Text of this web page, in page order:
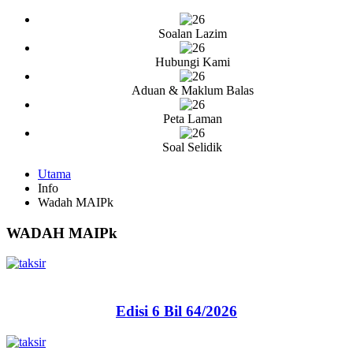
Soalan Lazim
Hubungi Kami
Aduan & Maklum Balas
Peta Laman
Soal Selidik
Utama
Info
Wadah MAIPk
WADAH MAIPk
Edisi 6 Bil 64/2026